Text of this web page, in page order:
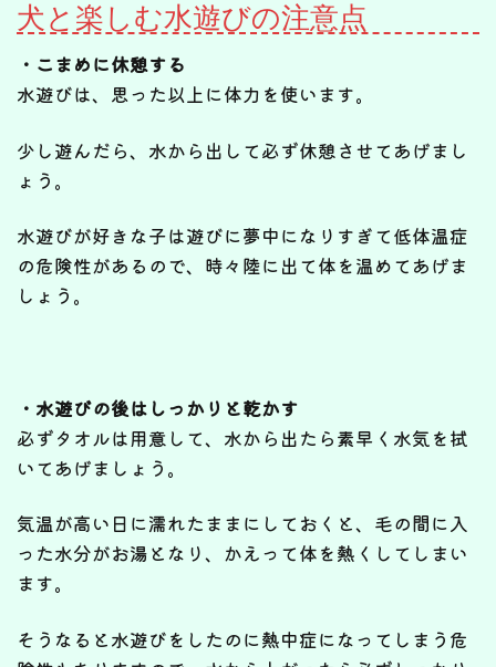
犬と楽しむ水遊びの注意点
・こまめに休憩する
水遊びは、思った以上に体力を使います。
少し遊んだら、水から出して必ず休憩させてあげまし
ょう。
水遊びが好きな子は遊びに夢中になりすぎて低体温症
の危険性があるので、時々陸に出て体を温めてあげま
しょう。
・水遊びの後はしっかりと乾かす
必ずタオルは用意して、水から出たら素早く水気を拭
いてあげましょう。
気温が高い日に濡れたままにしておくと、毛の間に入
った水分がお湯となり、かえって体を熱くしてしまい
ます。
そうなると水遊びをしたのに熱中症になってしまう危